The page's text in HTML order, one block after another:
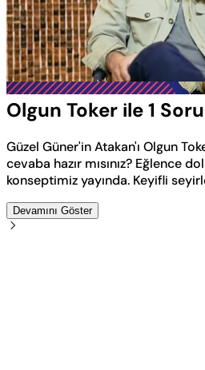
Sesi
Aç
Yüklendi:
16.00%
Olgun Toker ile 1
Güzel Güner'in Atakan'ı Olgun
cevaba hazır mısınız? Eğlence
konseptimiz yayında. Keyifli
Devamını Göster